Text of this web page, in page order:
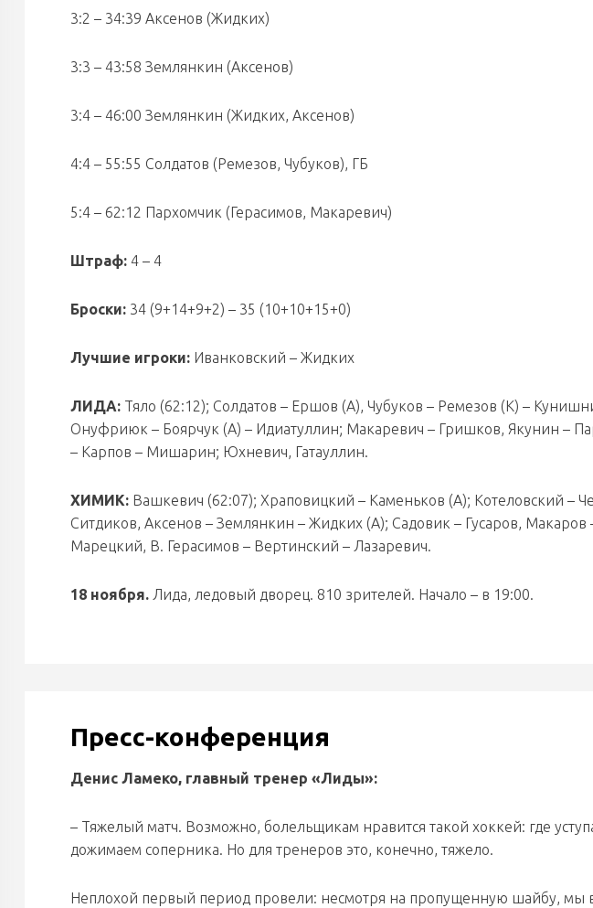
3:2 – 34:39 Аксенов (Жидких)
3:3 – 43:58 Землянкин (Аксенов)
3:4 – 46:00 Землянкин (Жидких, Аксенов)
4:4 – 55:55 Солдатов (Ремезов, Чубуков), ГБ
5:4 – 62:12 Пархомчик (Герасимов, Макаревич)
Штраф: 4 – 4
Броски: 34 (9+14+9+2) – 35 (10+10+15+0)
Лучшие игроки: Иванковский – Жидких
ЛИДА: Тяло (62:12); Солдатов – Ершов (А), Чубуков – Ремезов (К) –
Онуфриюк – Боярчук (А) – Идиатуллин; Макаревич – Гришков, Якунин –
– Карпов – Мишарин; Юхневич, Гатауллин.
ХИМИК: Вашкевич (62:07); Храповицкий – Каменьков (А); Котеловский –
Ситдиков, Аксенов – Землянкин – Жидких (А); Садовик – Гусаров,
Марецкий, В. Герасимов – Вертинский – Лазаревич.
18 ноября. Лида, ледовый дворец. 810 зрителей. Начало – в 19:00.
Пресс-конференция
Денис Ламеко, главный тренер «Лиды»:
– Тяжелый матч. Возможно, болельщикам нравится такой хоккей: где
дожимаем соперника. Но для тренеров это, конечно, тяжело.
Неплохой первый период провели: несмотря на пропущенную шайбу, мы